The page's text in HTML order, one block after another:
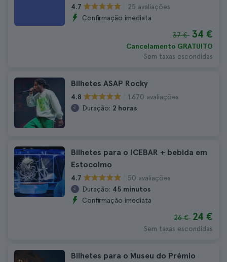
4.7
25 avaliações
Confirmação imediata
37 € 34 €
Cancelamento GRATUITO
Sem taxas escondidas
Bilhetes ASAP Rocky
4.8
1.670 avaliações
Duração: 2 horas
Bilhetes para o ICEBAR + bebida em
Estocolmo
4.7
50 avaliações
Duração: 45 minutos
Confirmação imediata
26 € 24 €
Sem taxas escondidas
Bilhetes para o Museu do Prémio